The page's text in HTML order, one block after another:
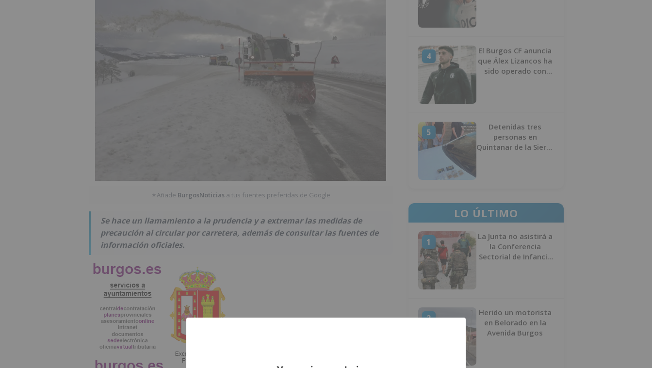
★Añade BurgosNoticias a tus fuentes preferidas de Google
Se hace un llamamiento a la prudencia y a extremar las medidas de
precaución al circular por carretera, además de consultar las fuentes de
información oficiales.
4
El Burgos CF anuncia
que Álex Lizancos ha
sido operado con
5
Detenidas tres
personas en
Quintanar de la Sierra
LO ÚLTIMO
1
La Junta no asistirá a
la Conferencia
Sectorial de Infancia
2
Herido un motorista
en Belorado en la
Avenida Burgos